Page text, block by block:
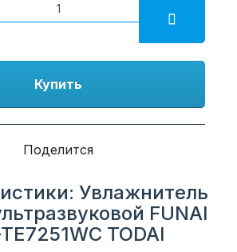
Купить
Поделится
Увлажнитель
FUNAI
TODAI